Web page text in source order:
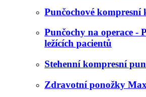
Punčochové
Punčochy na operace -
ležících pacientů
Stehenní kompresní
Zdravotní ponožky